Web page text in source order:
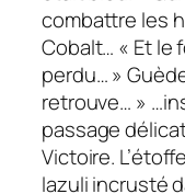
combattre les
Cobalt… « Et le
perdu… »
retrouve… »
passage
Victoire.
lazuli incrusté